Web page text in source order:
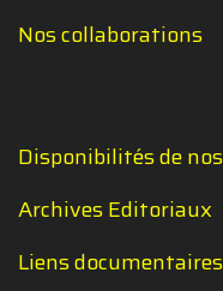
Nos collaborations
Disponibilités de
Archives Editoriaux
Liens documentaires